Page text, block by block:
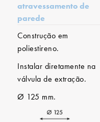
atravessamento de
parede
Construção em
poliestireno.
Instalar diretamente na
válvula de extração.
Ø 125 mm.